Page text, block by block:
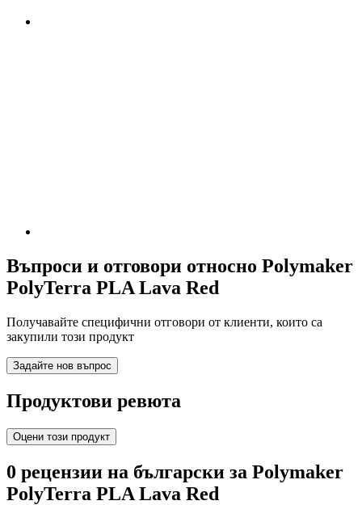
Въпроси и отговори относно Polymaker
PolyTerra PLA Lava Red
Получавайте специфични отговори от клиенти, които са
закупили този продукт
Задайте нов въпрос
Продуктови ревюта
Оцени този продукт
0 рецензии на български за Polymaker
PolyTerra PLA Lava Red